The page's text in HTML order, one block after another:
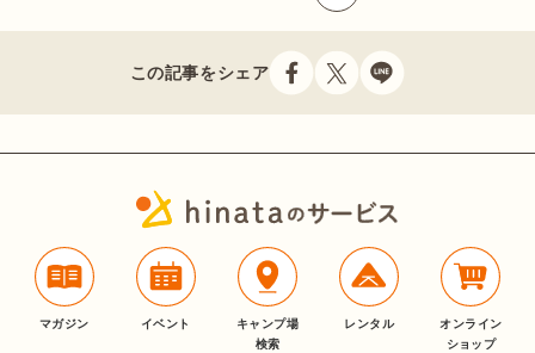
この記事をシェア
マガジン イベント
キャンプ場
検索
レンタル
オンライン
ショップ